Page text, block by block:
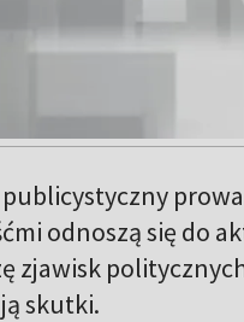
odnoszą się do
zjawisk
skutki.